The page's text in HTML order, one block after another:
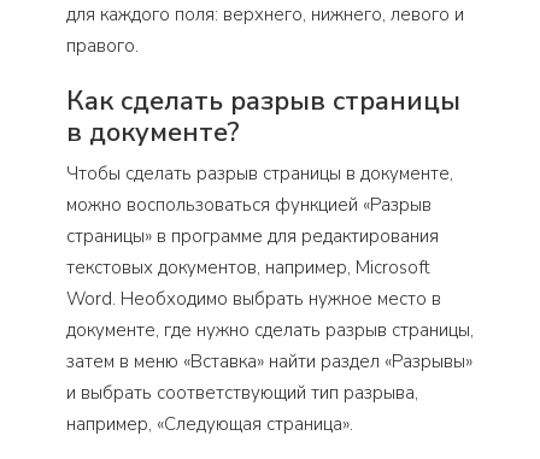
для каждого поля: верхнего, нижнего, левого и
правого.
Как сделать разрыв страницы
в документе?
Чтобы сделать разрыв страницы в документе,
можно воспользоваться функцией «Разрыв
страницы» в программе для редактирования
текстовых документов, например, Microsoft
Word. Необходимо выбрать нужное место в
документе, где нужно сделать разрыв страницы,
затем в меню «Вставка» найти раздел «Разрывы»
и выбрать соответствующий тип разрыва,
например, «Следующая страница».